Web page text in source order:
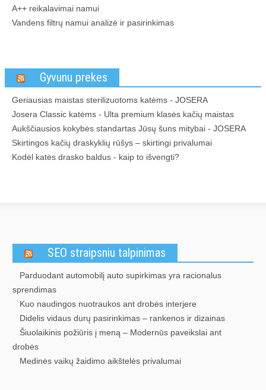
A++ reikalavimai namui
Vandens filtrų namui analizė ir pasirinkimas
Gyvunu prekes
Geriausias maistas sterilizuotoms katėms - JOSERA
Josera Classic katėms - Ulta premium klasės kačių maistas
Aukščiausios kokybės standartas Jūsų šuns mitybai - JOSERA
Skirtingos kačių draskyklių rūšys – skirtingi privalumai
Kodėl katės drasko baldus - kaip to išvengti?
SEO straipsniu talpinimas
Parduodant automobilį auto supirkimas yra racionalus
sprendimas
Kuo naudingos nuotraukos ant drobės interjere
Didelis vidaus durų pasirinkimas – rankenos ir dizainas
Šiuolaikinis požiūris į meną – Modernūs paveikslai ant
drobės
Medinės vaikų žaidimo aikštelės privalumai